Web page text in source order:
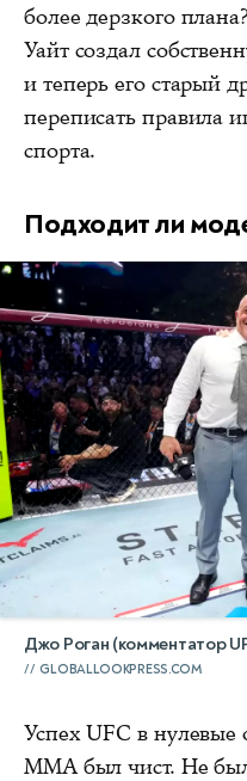
более дерзкого
Уайт создал
и теперь его старый
переписать правила
спорта.
Подходит ли
Джо Роган (комментатор
GLOBALLOOKPRESS.COM
Успех UFC в нулевые
ММА был чист. Не